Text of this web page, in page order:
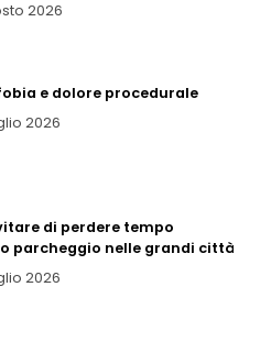
2026
e dolore procedurale
2026
di perdere tempo
parcheggio nelle grandi città
2026